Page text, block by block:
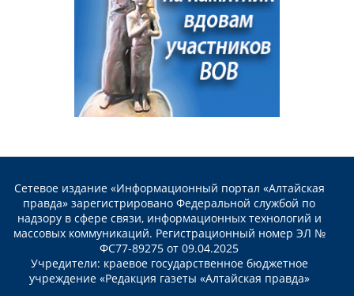
Сетевое издание «Информационный портал «Алтайская
правда» зарегистрировано Федеральной службой по
надзору в сфере связи, информационных технологий и
массовых коммуникаций. Регистрационный номер ЭЛ №
ФС77-89275 от 09.04.2025
Учредители: краевое государственное бюджетное
учреждение «Редакция газеты «Алтайская правда»